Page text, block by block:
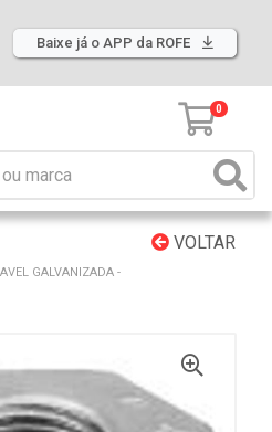
Baixe já o APP da ROFE
0
VOLTAR
GALVANIZADA -